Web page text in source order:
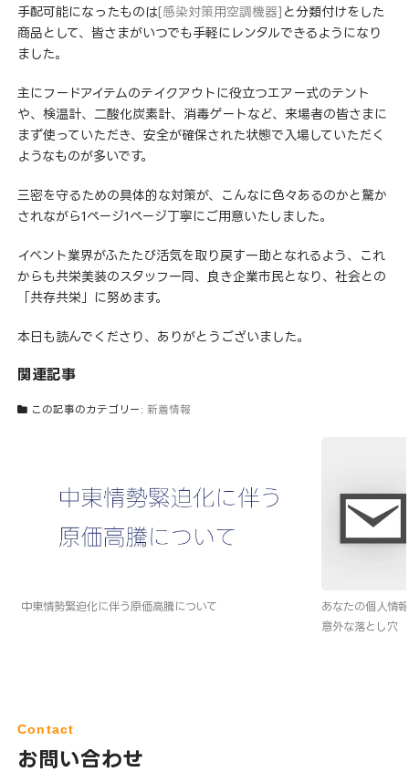
手配可能になったものは [感染対策用空調機器] と分類付けをした
商品として、皆さまがいつでも手軽にレンタルできるようになり
ました。
主にフードアイテムのテイクアウトに役立つエアー式のテント
や、検温計、二酸化炭素計、消毒ゲートなど、来場者の皆さまに
まず使っていただき、安全が確保された状態で入場していただく
ようなものが多いです。
三密を守るための具体的な対策が、こんなに色々あるのかと驚か
されながら1ページ1ページ丁寧にご用意いたしました。
イベント業界がふたたび活気を取り戻す一助となれるよう、これ
からも共栄美装のスタッフ一同、良き企業市民となり、社会との
「共存共栄」に努めます。
本日も読んでくださり、ありがとうございました。
関連記事
この記事のカテゴリー: 新着情報
中東情勢緊迫化に伴う原価高騰について
あなたの個人情
意外な落とし穴
Contact
お問い合わせ